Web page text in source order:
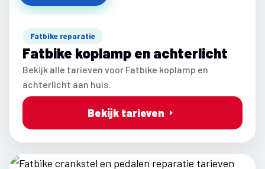
Fatbike reparatie
Fatbike koplamp en achterlicht
Bekijk alle tarieven voor Fatbike koplamp en
achterlicht aan huis.
Bekijk tarieven